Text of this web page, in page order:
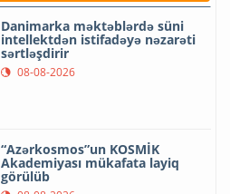
Danimarka məktəblərdə süni
intellektdən istifadəyə nəzarəti
sərtləşdirir
08-08-2026
“Azərkosmos”un KOSMİK
Akademiyası mükafata layiq
görülüb